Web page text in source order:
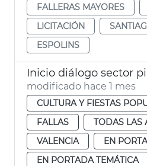
FALLERAS MAYORES
LICITACIÓN
ESPOLINS
modificado hace 1 mes
CULTURA Y FIESTAS
FALLAS
TODAS LAS
VALENCIA
EN
EN PORTADA TEMÁTICA